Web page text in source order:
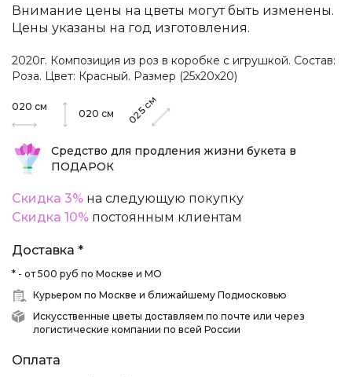
Внимание цены на цветы могут быть изменены.
Цены указаны на год изготовления.
2020г. Композиция из роз в коробке с игрушкой. Состав:
Роза. Цвет: Красный. Размер (25х20х20)
020 см
020 см 025
см
Средство для продления жизни букета в
ПОДАРОК
Скидка 3% на следующую покупку
Скидка 10% постоянным клиентам
Доставка *
* - от 500 руб по Москве и МО
Курьером по Москве и ближайшему Подмосковью
Искусственные цветы доставляем по почте или через
логистические компании по всей России
Оплата